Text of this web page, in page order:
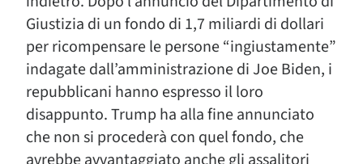
Giustizia di un fondo di 1,7 miliardi di dollari
per ricompensare le persone “ingiustamente”
indagate dall’amministrazione di Joe Biden, i
repubblicani hanno espresso il loro
disappunto. Trump ha alla fine annunciato
che non si procederà con quel fondo, che